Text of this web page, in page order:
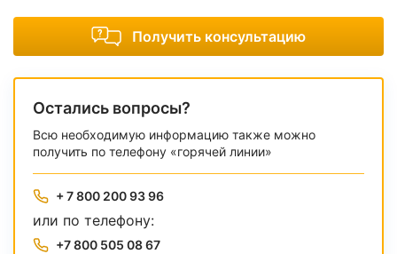
Получить консультацию
Остались вопросы?
Всю необходимую информацию также можно
получить по телефону «горячей линии»
+ 7 800 200 93 96
или по телефону:
+7 800 505 08 67